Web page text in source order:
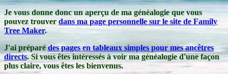
Je vous donne donc un aperçu de ma généalogie que vous
pouvez trouver dans ma page personnelle sur le site de Family
Tree Maker.
J'ai préparédes pages en tableaux simples pour mes ancêtres
directs. Si vous êtes intéressés à voir ma généalogie d'une façon
plus claire, vous êtes les bienvenus.